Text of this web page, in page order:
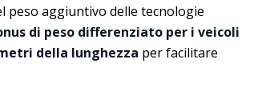
peso aggiuntivo delle tecnologie
di peso differenziato per i veicoli
della lunghezza per facilitare